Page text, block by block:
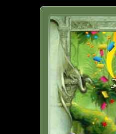
Celcia - eine